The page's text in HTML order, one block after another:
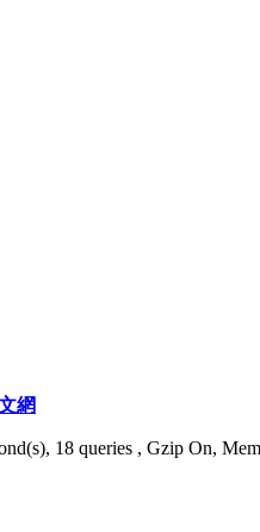
網
18 queries , Gzip On,